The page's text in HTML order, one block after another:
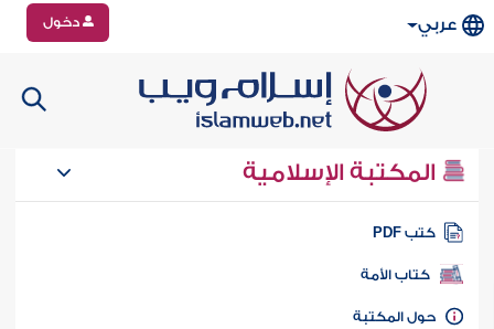
عربي دخول
المكتبة الإسلامية
كتب PDF
كتاب الأمة